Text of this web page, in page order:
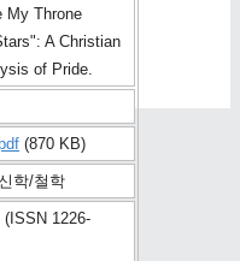
My Throne
A Christian
of Pride.
(870 KB)
학/철학
1226-